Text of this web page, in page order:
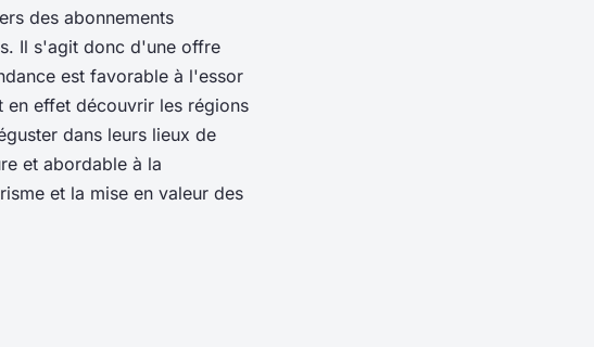
des abonnements
Il s'agit donc d'une offre
est favorable à l'essor
en effet découvrir les régions
dans leurs lieux de
et abordable à la
et la mise en valeur des